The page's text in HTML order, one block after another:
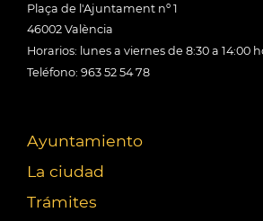
Plaça de l'Ajuntament nº 1
46002 València
Horarios: lunes a viernes de 8:30 a 14:00
Teléfono: 963 52 54 78
Ayuntamiento
La ciudad
Trámites